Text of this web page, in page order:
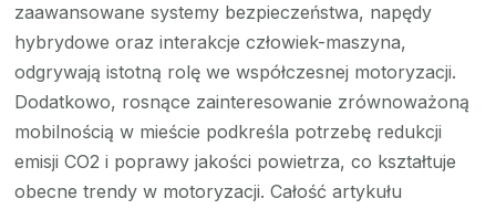
zaawansowane systemy bezpieczeństwa, napędy
hybrydowe oraz interakcje człowiek-maszyna,
odgrywają istotną rolę we współczesnej motoryzacji.
Dodatkowo, rosnące zainteresowanie zrównoważoną
mobilnością w mieście podkreśla potrzebę redukcji
emisji CO2 i poprawy jakości powietrza, co kształtuje
obecne trendy w motoryzacji. Całość artykułu